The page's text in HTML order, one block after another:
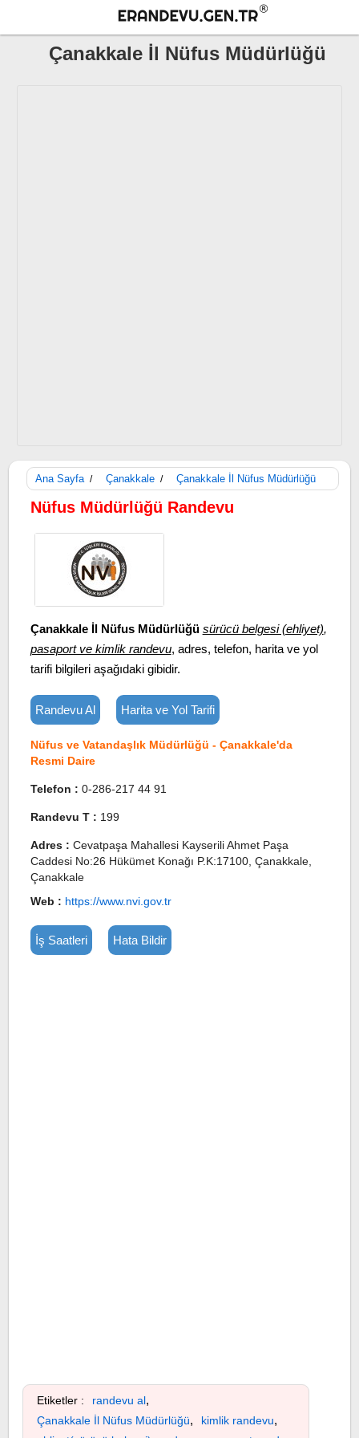
Çanakkale İl Nüfus Müdürlüğü
Ana Sayfa / Çanakkale / Çanakkale İl Nüfus Müdürlüğü
Nüfus Müdürlüğü Randevu
Çanakkale İl Nüfus Müdürlüğü sürücü belgesi (ehliyet),
pasaport ve kimlik randevu, adres, telefon, harita ve yol
tarifi bilgileri aşağıdaki gibidir.
Randevu Al Harita ve Yol Tarifi
Nüfus ve Vatandaşlık Müdürlüğü - Çanakkale'da
Resmi Daire
Telefon : 0-286-217 44 91
Randevu T : 199
Adres : Cevatpaşa Mahallesi Kayserili Ahmet Paşa
Caddesi No:26 Hükümet Konağı P.K:17100, Çanakkale,
Çanakkale
Web : https://www.nvi.gov.tr
İş Saatleri Hata Bildir
Etiketler : randevu al,
Çanakkale İl Nüfus Müdürlüğü, kimlik randevu,